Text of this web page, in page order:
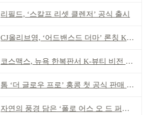
리필드, ‘스칼프 리셋 클렌저’ 공식 출시
CJ올리브영, ‘어드밴스드 더마’ 론칭 K더마 육성 박차
코스맥스, 뉴욕 한복판서 K-뷰티 비전 제시
톰 ‘더 글로우 프로’ 홍콩 첫 공식 판매 완판
자연의 풍경 담은 ‘폴로 어스 오 드 퍼퓸’ 4종 출시